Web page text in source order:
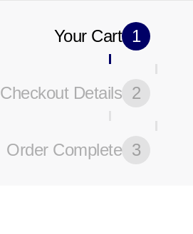
Your Cart 1
Checkout Details 2
Order Complete 3